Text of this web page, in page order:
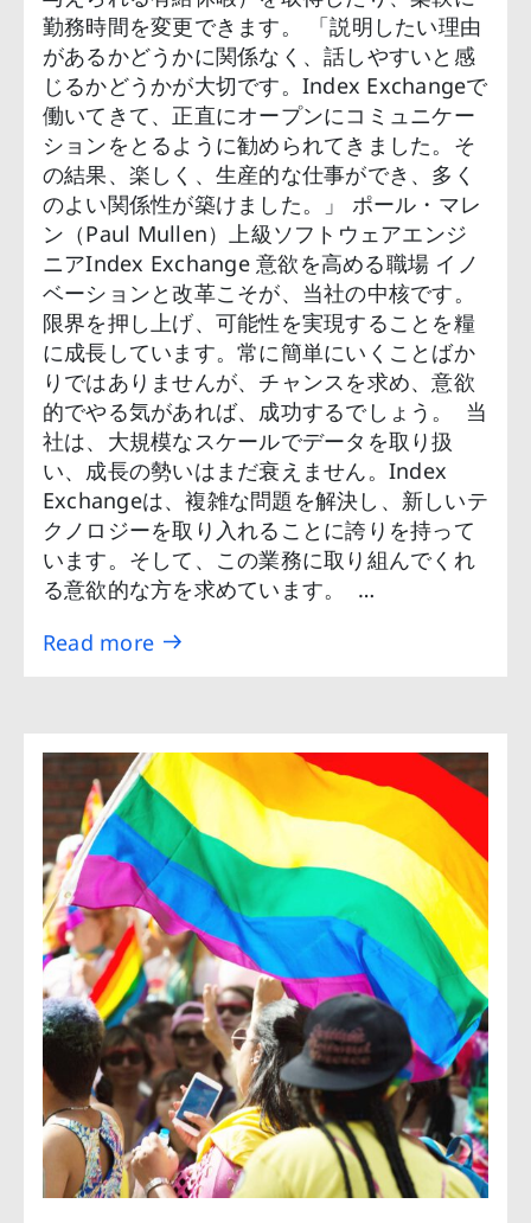
勤務時間を変更できます。 「説明したい理由
があるかどうかに関係なく、話しやすいと感
じるかどうかが大切です。Index Exchangeで
働いてきて、正直にオープンにコミュニケー
ションをとるように勧められてきました。そ
の結果、楽しく、生産的な仕事ができ、多く
のよい関係性が築けました。」 ポール・マレ
ン（Paul Mullen）上級ソフトウェアエンジ
ニアIndex Exchange 意欲を高める職場 イノ
ベーションと改革こそが、当社の中核です。
限界を押し上げ、可能性を実現することを糧
に成長しています。常に簡単にいくことばか
りではありませんが、チャンスを求め、意欲
的でやる気があれば、成功するでしょう。 当
社は、大規模なスケールでデータを取り扱
い、成長の勢いはまだ衰えません。Index
Exchangeは、複雑な問題を解決し、新しいテ
クノロジーを取り入れることに誇りを持って
います。そして、この業務に取り組んでくれ
る意欲的な方を求めています。 …
Read more